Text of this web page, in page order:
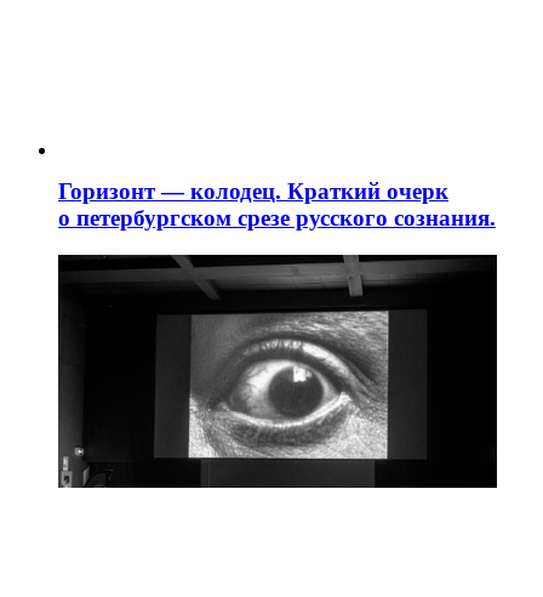
Горизонт — колодец. Краткий очерк
о петербургском срезе русского сознания.